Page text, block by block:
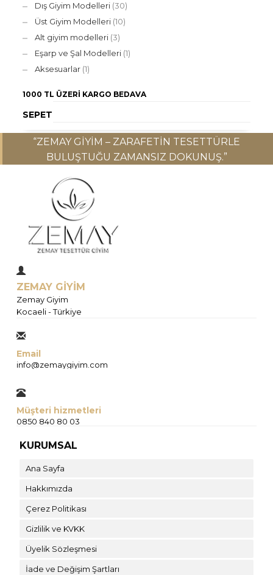
Dış Giyim Modelleri (30)
Üst Giyim Modelleri (10)
Alt giyim modelleri (3)
Eşarp ve Şal Modelleri (1)
Aksesuarlar (1)
1000 TL ÜZERI KARGO BEDAVA
SEPET
“ZEMAY GIYIM – ZARAFETIN TESETTÜRLE
BULUŞTUĞU ZAMANSIZ DOKUNUŞ.”
ZEMAY GİYİM
Zemay Giyim
Kocaeli - Türkiye
Email
info@zemaygiyim.com
Müşteri hizmetleri
0850 840 80 03
KURUMSAL
Ana Sayfa
Hakkımızda
Çerez Politikası
Gizlilik ve KVKK
Üyelik Sözleşmesi
İade ve Değişim Şartları